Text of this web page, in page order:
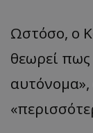
Ωστόσο, ο
θεωρεί πως